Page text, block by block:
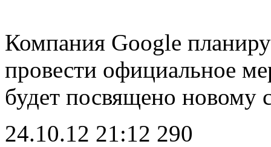
Компания Google
провести официальное
будет посвящено
24.10.12 21:12 290